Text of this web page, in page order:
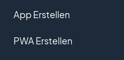
App Erstellen
PWA Erstellen